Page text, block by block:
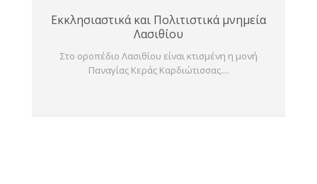
Εκκλησιαστικά και Πολιτιστικά μνημεία
Λασιθίου
Στο οροπέδιο Λασιθίου είναι κτισμένη η μονή
Παναγίας Κεράς Καρδιώτισσας....